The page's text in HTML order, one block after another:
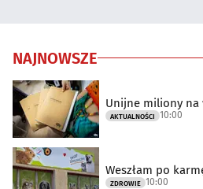
NAJNOWSZE
Unijne miliony na
AKTUALNOŚCI 10:00
Weszłam po
ZDROWIE 10:00